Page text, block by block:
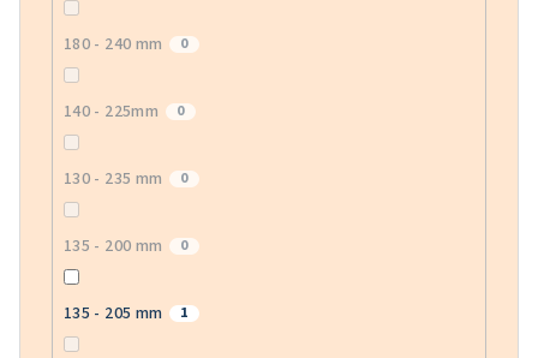
180 - 240 mm 0
140 - 225mm 0
130 - 235 mm 0
135 - 200 mm 0
135 - 205 mm 1